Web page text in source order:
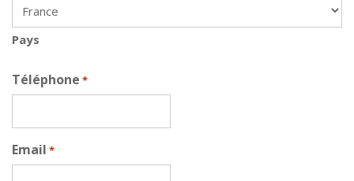
Pays
Téléphone *
Email *